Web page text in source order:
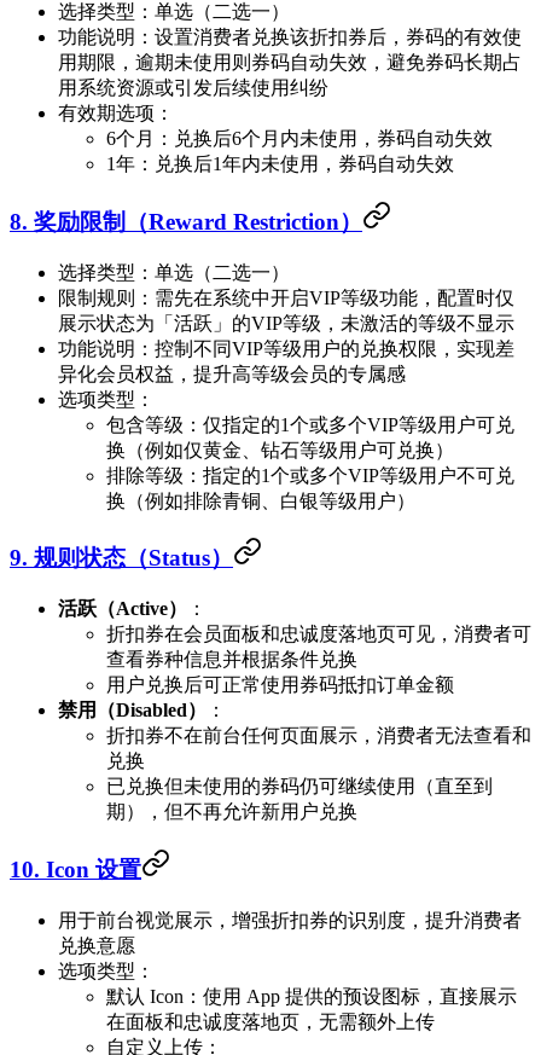
选择类型：单选（二选一）
功能说明：设置消费者兑换该折扣券后，券码的有效使
用期限，逾期未使用则券码自动失效，避免券码长期占
用系统资源或引发后续使用纠纷
有效期选项：
6个月：兑换后6个月内未使用，券码自动失效
1年：兑换后1年内未使用，券码自动失效
8. 奖励限制（Reward Restriction）
选择类型：单选（二选一）
限制规则：需先在系统中开启VIP等级功能，配置时仅
展示状态为「活跃」的VIP等级，未激活的等级不显示
功能说明：控制不同VIP等级用户的兑换权限，实现差
异化会员权益，提升高等级会员的专属感
选项类型：
包含等级：仅指定的1个或多个VIP等级用户可兑
换（例如仅黄金、钻石等级用户可兑换）
排除等级：指定的1个或多个VIP等级用户不可兑
换（例如排除青铜、白银等级用户）
9. 规则状态（Status）
活跃（Active）
：
折扣券在会员面板和忠诚度落地页可见，消费者可
查看券种信息并根据条件兑换
用户兑换后可正常使用券码抵扣订单金额
禁用（Disabled）
：
折扣券不在前台任何页面展示，消费者无法查看和
兑换
已兑换但未使用的券码仍可继续使用（直至到
期），但不再允许新用户兑换
10. Icon 设置
用于前台视觉展示，增强折扣券的识别度，提升消费者
兑换意愿
选项类型：
默认 Icon：使用 App 提供的预设图标，直接展示
在面板和忠诚度落地页，无需额外上传
自定义上传：